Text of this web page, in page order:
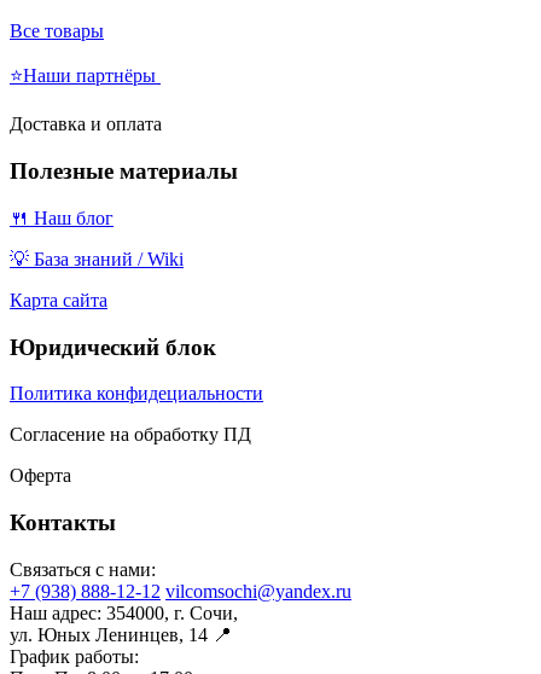
Все товары
⭐Наши партнёры
Доставка и оплата
Полезные материалы
🍴 Наш блог
💡 База знаний / Wiki
Карта сайта
Юридический блок
Политика конфидециальности
Согласение на обработку ПД
Оферта
Контакты
Связаться с нами:
+7 (938) 888-12-12 vilcomsochi@yandex.ru
Наш адрес: 354000, г. Сочи,
ул. Юных Ленинцев, 14 📍
График работы: